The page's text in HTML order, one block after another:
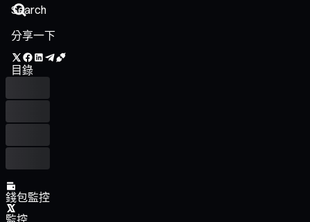
分享一下
目錄
錢包監控
監控